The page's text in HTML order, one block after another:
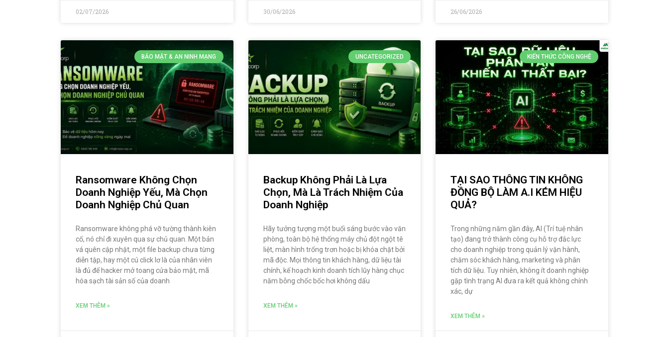
02/07/2026 30/06/2026 26/06/2026
BẢO MẬT & AN NINH MẠNG
Ransomware Không Chọn
Doanh Nghiệp Yếu, Mà Chọn
Doanh Nghiệp Chủ Quan
Ransomware không phá vỡ tường thành kiên
cố, nó chỉ đi xuyên qua sự chủ quan. Một bản
vá quên cập nhật, một file backup chưa từng
diễn tập, hay một cú click lơ là của nhân viên
là đủ để hacker mở toang cửa bảo mật, mã
hóa sạch tài sản số của doanh
XEM THÊM »
UNCATEGORIZED
Backup Không Phải Là Lựa
Chọn, Mà Là Trách Nhiệm Của
Doanh Nghiệp
Hãy tưởng tượng một buổi sáng bước vào văn
phòng, toàn bộ hệ thống máy chủ đột ngột tê
liệt, màn hình trống trơn hoặc bị khóa chặt bởi
mã độc. Mọi thông tin khách hàng, dữ liệu tài
chính, kế hoạch kinh doanh tích lũy hàng chục
năm bỗng chốc bốc hơi không dấu
XEM THÊM »
KIẾN THỨC CÔNG NGHỆ
TẠI SAO THÔNG TIN KHÔNG
ĐỒNG BỘ LÀM A.I KÉM HIỆU
QUẢ?
Trong những năm gần đây, AI (Trí tuệ nhân
tạo) đang trở thành công cụ hỗ trợ đắc lực
cho doanh nghiệp trong quản lý vận hành,
chăm sóc khách hàng, marketing và phân
tích dữ liệu. Tuy nhiên, không ít doanh nghiệp
gặp tình trạng AI đưa ra kết quả không chính
xác, dự
XEM THÊM »